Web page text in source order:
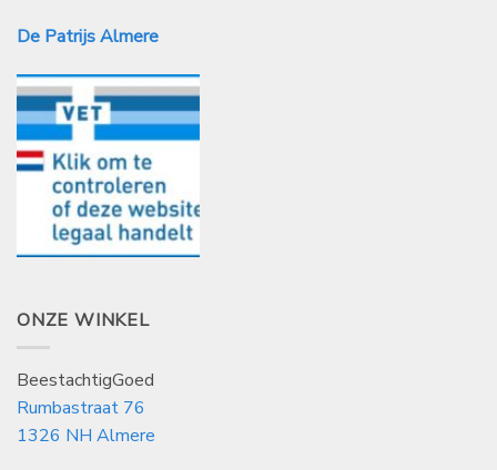
De Patrijs Almere
ONZE WINKEL
BeestachtigGoed
Rumbastraat 76
1326 NH Almere